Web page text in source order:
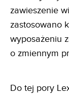
zawieszenie
zastosowano
wyposażeniu
o zmiennym
Do tej pory